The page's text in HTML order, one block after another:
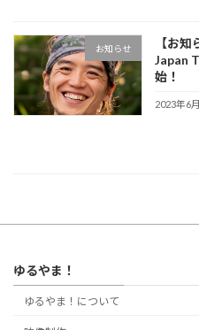
お知らせ
【お
Japan
始！
2023年6
ゆるやま！
ゆるやま！について